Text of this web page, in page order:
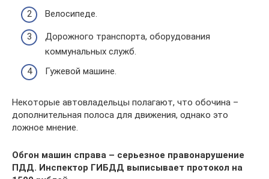
Велосипеде.
Дорожного транспорта, оборудования
коммунальных служб.
Гужевой машине.
Некоторые автовладельцы полагают, что обочина –
дополнительная полоса для движения, однако это
ложное мнение.
Обгон машин справа – серьезное правонарушение
ПДД. Инспектор ГИБДД выписывает протокол на